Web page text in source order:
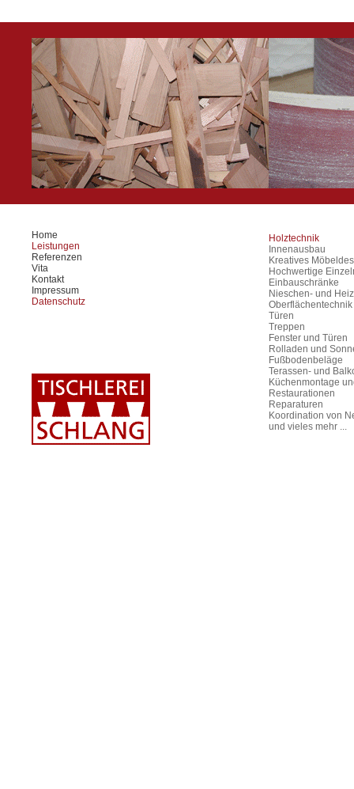
Home
Leistungen
Referenzen
Vita
Kontakt
Impressum
Datenschutz
Holztechnik
Innenausbau
Kreatives
Hochwertige
Einbauschränke
Nieschen- und
Oberflächentechnik
Türen
Treppen
Fenster und Türen
Rolladen und
Fußbodenbeläge
Terassen- und
Küchenmontage
Restaurationen
Reparaturen
Koordination von
und vieles mehr ...